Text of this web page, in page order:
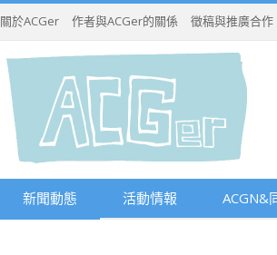
關於ACGer 作者與ACGer的關係 徵稿與推廣合作
新聞動態 活動情報 ACGN&